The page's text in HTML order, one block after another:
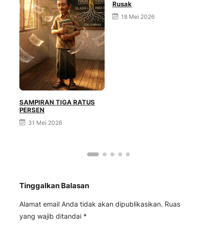
SAMPIRAN TIGA RATUS
PERSEN
31 Mei 2026
Rusak
18 Mei 2026
Tinggalkan Balasan
Alamat email Anda tidak akan dipublikasikan. Ruas
yang wajib ditandai *